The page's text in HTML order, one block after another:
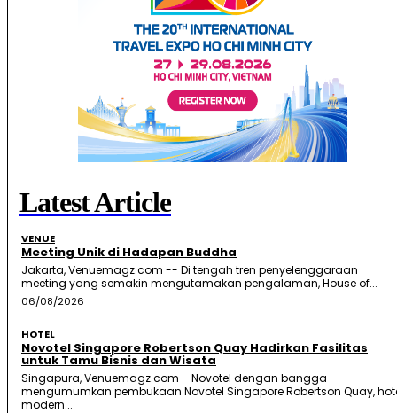
Latest Article
VENUE
Meeting Unik di Hadapan Buddha
Jakarta, Venuemagz.com -- Di tengah tren penyelenggaraan
meeting yang semakin mengutamakan pengalaman, House of...
06/08/2026
HOTEL
Novotel Singapore Robertson Quay Hadirkan Fasilitas
untuk Tamu Bisnis dan Wisata
Singapura, Venuemagz.com – Novotel dengan bangga
mengumumkan pembukaan Novotel Singapore Robertson Quay,
modern...